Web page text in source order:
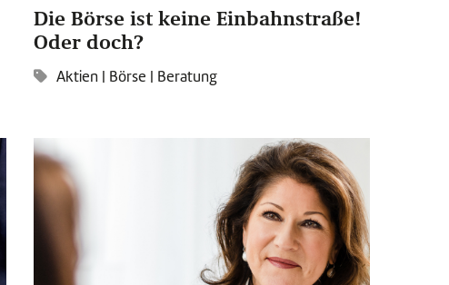
Die Börse ist keine Einbahnstraße!
Oder doch?
Aktien | Börse | Beratung